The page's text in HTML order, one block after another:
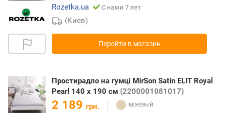
Rozetka.ua
С нами 7 лет
(Киев)
Перейти в магазин
Простирадло на гумці MirSon Satin ELIT Royal
Pearl 140 х 190 см (2200001081017)
2 189 грн.